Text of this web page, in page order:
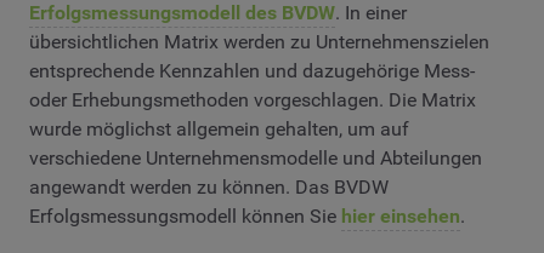
Erfolgsmessungsmodell des BVDW. In einer
übersichtlichen Matrix werden zu Unternehmenszielen
entsprechende Kennzahlen und dazugehörige Mess-
oder Erhebungsmethoden vorgeschlagen. Die Matrix
wurde möglichst allgemein gehalten, um auf
verschiedene Unternehmensmodelle und Abteilungen
angewandt werden zu können. Das BVDW
Erfolgsmessungsmodell können Sie hier einsehen.